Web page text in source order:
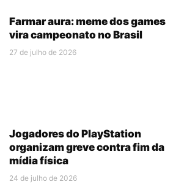
Farmar aura: meme dos games
vira campeonato no Brasil
27 de julho de 2026
Jogadores do PlayStation
organizam greve contra fim da
mídia física
24 de julho de 2026